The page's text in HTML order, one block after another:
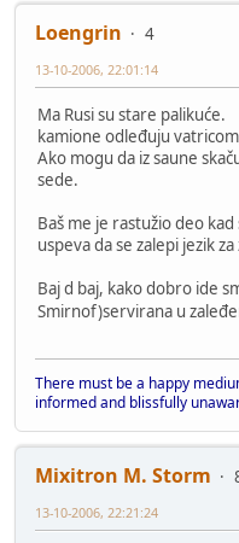
Loengrin
4
13-10-2006, 22:01:14
Ma Rusi su stare palikuće.
kamione odleđuju
Ako mogu da iz saune
sede.
Baš me je rastužio deo
uspeva da se zalepi jezik
Baj d baj, kako dobro ide
Smirnof)servirana u
There must be a happy
informed and blissfully
Mixitron M. Storm
13-10-2006, 22:21:24